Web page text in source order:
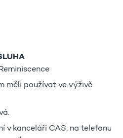
měli používat ve výživě
v kanceláři CAS, na telefonu